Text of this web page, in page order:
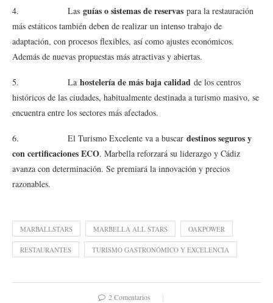
4. Las guías o sistemas de reservas para la restauración
más estáticos también deben de realizar un intenso trabajo de
adaptación, con procesos flexibles, así como ajustes económicos.
Además de nuevas propuestas más atractivas y abiertas.
5. La hostelería de más baja calidad de los centros
históricos de las ciudades, habitualmente destinada a turismo masivo, se
encuentra entre los sectores más afectados.
6. El Turismo Excelente va a buscar destinos seguros y
con certificaciones ECO. Marbella reforzará su liderazgo y Cádiz
avanza con determinación. Se premiará la innovación y precios
razonables.
MARBALLSTARS MARBELLA ALL STARS OAKPOWER
RESTAURANTES TURISMO GASTRONÓMICO Y EXCELENCIA
2 Comentarios